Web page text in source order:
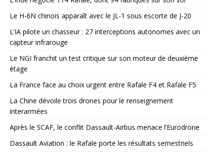
Le H-6N chinois apparaît avec le JL-1 sous escorte de J-20
L’IA pilote un chasseur : 27 interceptions autonomes avec un
capteur infrarouge
Le NGI franchit un test critique sur son moteur de deuxième
étage
La France face au choix urgent entre Rafale F4 et Rafale F5
La Chine dévoile trois drones pour le renseignement
interarmées
Après le SCAF, le conflit Dassault-Airbus menace l’Eurodrone
Dassault Aviation : le Rafale porte les résultats semestriels